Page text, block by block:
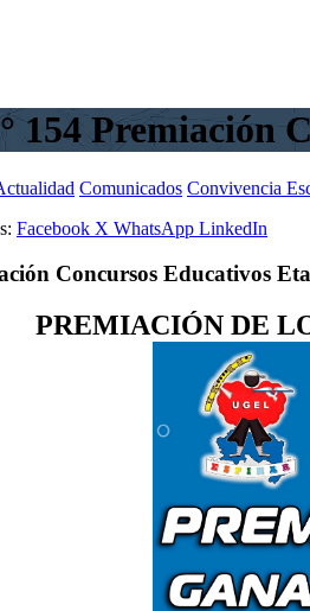
Premiación
Comunicados Convivencia
Facebook X WhatsApp LinkedIn
Concursos Educativos
PREMIACIÓN DE